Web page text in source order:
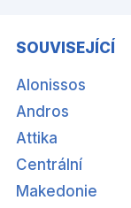
SOUVISEJÍCÍ
Alonissos
Andros
Attika
Centrální
Makedonie